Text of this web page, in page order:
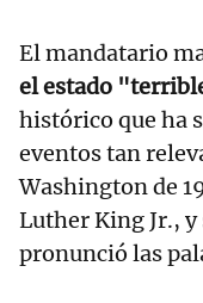
El mandatario
el estado
histórico que ha
eventos tan
Washington de
Luther King Jr., y
pronunció las